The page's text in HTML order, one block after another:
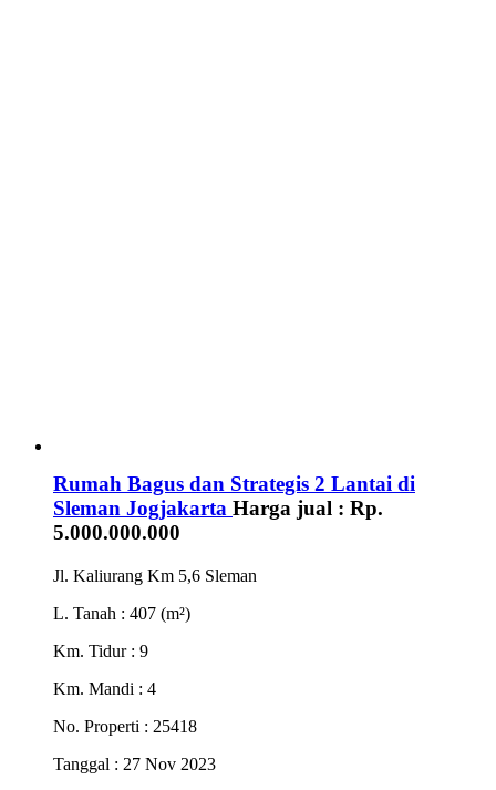
Rumah Bagus dan Strategis 2 Lantai di
Sleman Jogjakarta Harga jual : Rp.
5.000.000.000
Jl. Kaliurang Km 5,6 Sleman
L. Tanah : 407 (m²)
Km. Tidur : 9
Km. Mandi : 4
No. Properti : 25418
Tanggal : 27 Nov 2023